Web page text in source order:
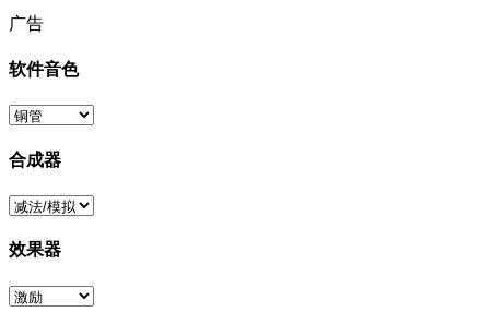
广告
软件音色
合成器
效果器